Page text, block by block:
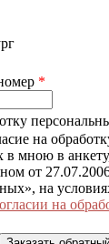
*
на
мною в
от
на
на